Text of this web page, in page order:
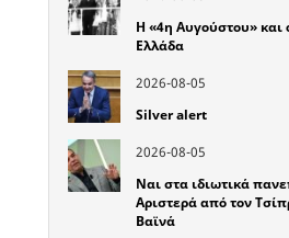
Η «4η Αυγούστου» και
Ελλάδα
2026-08-05
Silver alert
2026-08-05
Ναι στα ιδιωτικά
Αριστερά από τον
Βαϊνά